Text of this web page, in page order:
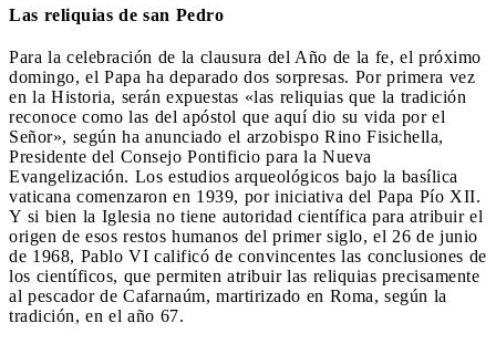
Las reliquias de san Pedro
Para la celebración de la clausura del Año de la fe, el próximo
domingo, el Papa ha deparado dos sorpresas. Por primera vez
en la Historia, serán expuestas «las reliquias que la tradición
reconoce como las del apóstol que aquí dio su vida por el
Señor», según ha anunciado el arzobispo Rino Fisichella,
Presidente del Consejo Pontificio para la Nueva
Evangelización. Los estudios arqueológicos bajo la basílica
vaticana comenzaron en 1939, por iniciativa del Papa Pío XII.
Y si bien la Iglesia no tiene autoridad científica para atribuir el
origen de esos restos humanos del primer siglo, el 26 de junio
de 1968, Pablo VI calificó de convincentes las conclusiones de
los científicos, que permiten atribuir las reliquias precisamente
al pescador de Cafarnaúm, martirizado en Roma, según la
tradición, en el año 67.